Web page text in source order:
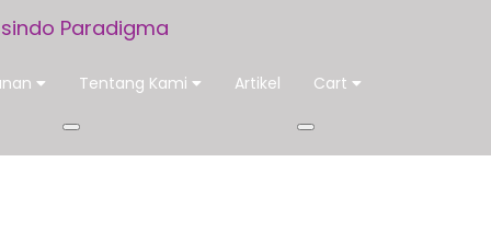
Paradigma
Tentang Kami Artikel Cart